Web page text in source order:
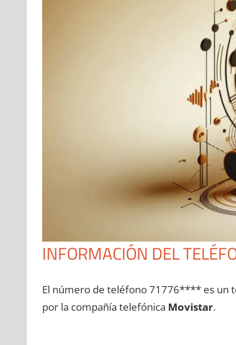
INFORMACIÓN DEL
El número dе teléfono 71776**** es un
pοr la compañía telefónica Movistar.